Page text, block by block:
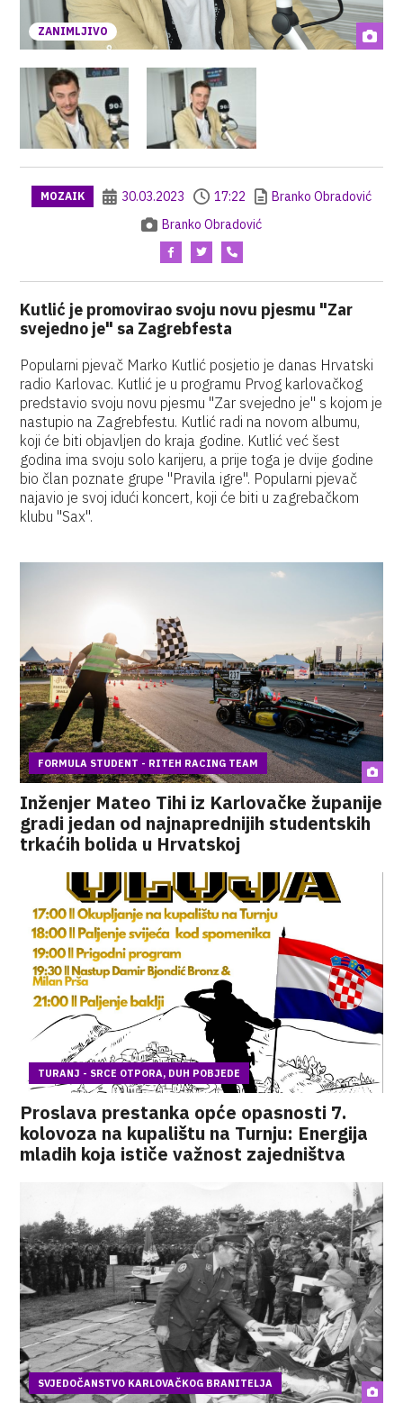
ZANIMLJIVO
MOZAIK 30.03.2023 17:22
Branko Obradović
Branko Obradović
Kutlić je promovirao svoju novu pjesmu "Zar
svejedno je" sa Zagrebfesta
Popularni pjevač Marko Kutlić posjetio je danas Hrvatski
radio Karlovac. Kutlić je u programu Prvog karlovačkog
predstavio svoju novu pjesmu "Zar svejedno je" s kojom je
nastupio na Zagrebfestu. Kutlić radi na novom albumu,
koji će biti objavljen do kraja godine. Kutlić već šest
godina ima svoju solo karijeru, a prije toga je dvije godine
bio član poznate grupe "Pravila igre". Popularni pjevač
najavio je svoj idući koncert, koji će biti u zagrebačkom
klubu "Sax".
FORMULA STUDENT - RITEH RACING TEAM
Inženjer Mateo Tihi iz Karlovačke županije
gradi jedan od najnaprednijih studentskih
trkaćih bolida u Hrvatskoj
TURANJ - SRCE OTPORA, DUH POBJEDE
Proslava prestanka opće opasnosti 7.
kolovoza na kupalištu na Turnju: Energija
mladih koja ističe važnost zajedništva
SVJEDOČANSTVO KARLOVAČKOG BRANITELJA